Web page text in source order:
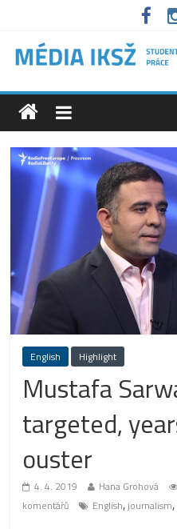
English Highlight
Mustafa
targeted,
ouster
4. 4. 2019 Hana Grohová
komentářů
English, journalism,